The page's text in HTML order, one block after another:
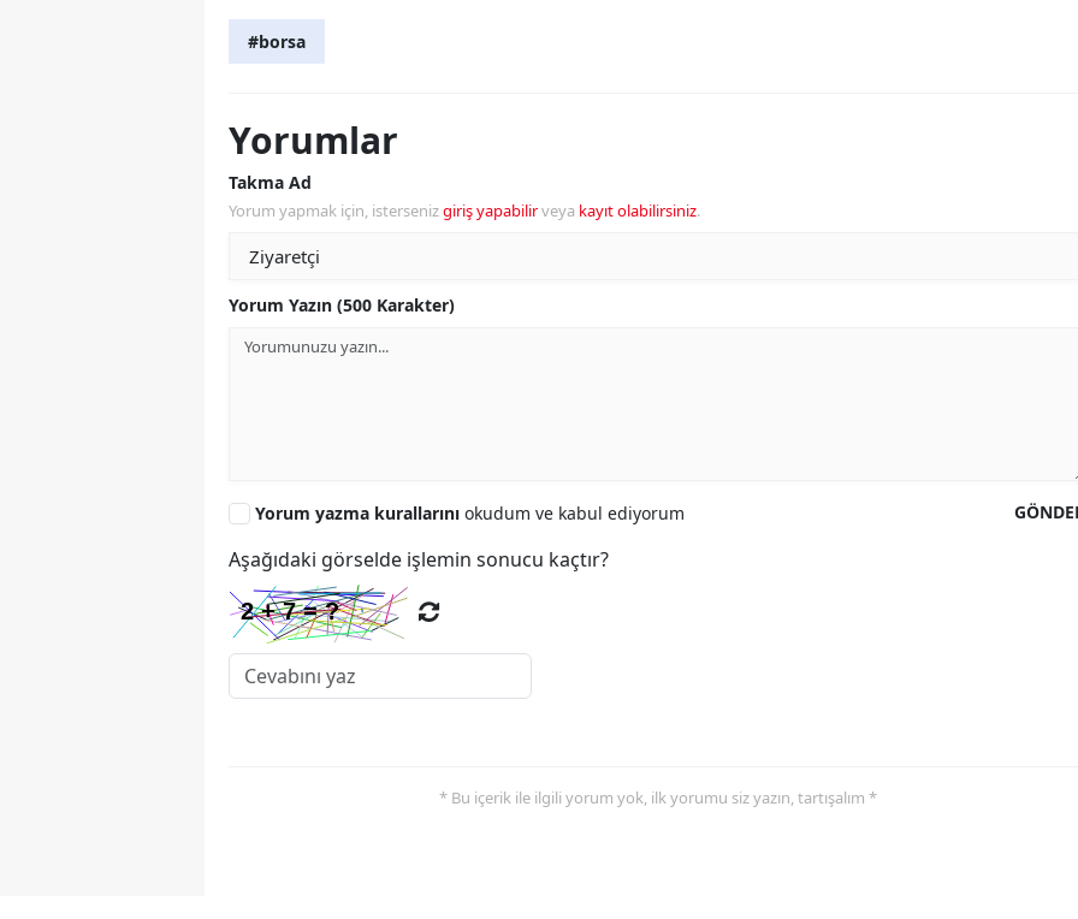
#borsa
Yorumlar
Takma Ad
Yorum yapmak için, istersenizgiriş yapabilirveya kayıt olabilirsiniz.
Yorum Yazın (500 Karakter)
Yorum yazma kurallarını okudum ve kabul ediyorum
Aşağıdaki görselde işlemin sonucu kaçtır?
* Bu içerik ile ilgili yorum yok, ilk yorumu siz yazın, tartışalım *